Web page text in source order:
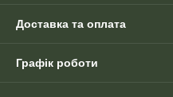
Доставка та оплата
Графік роботи